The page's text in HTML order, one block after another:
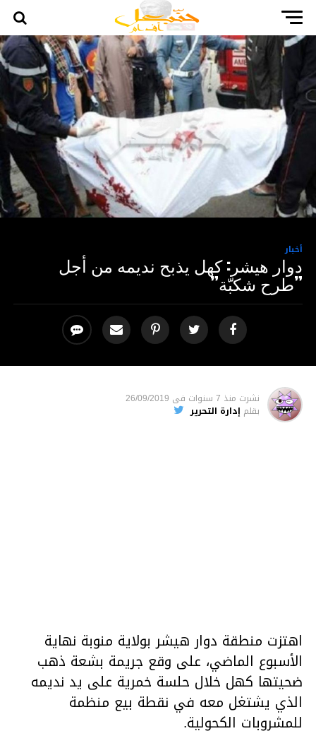
أخبار
دوار هيشر: كهل يذبح نديمه من أجل
”طرح شكبّة”
نشرت منذ 7 سنوات فى 26/09/2019
بقلم إدارة التحرير
اهتزت منطقة دوار هيشر بولاية منوبة نهاية
الأسبوع الماضي، على وقع جريمة بشعة ذهب
ضحيتها كهل خلال حلسة خمرية على يد نديمه
الذي يشتغل معه في نقطة بيع منظمة
للمشروبات الكحولية.